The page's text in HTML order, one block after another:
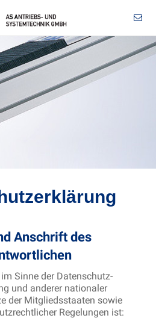
Anschrift des
Sinne der Datenschutz-
und anderer nationaler
der Mitgliedsstaaten sowie
Regelungen ist: